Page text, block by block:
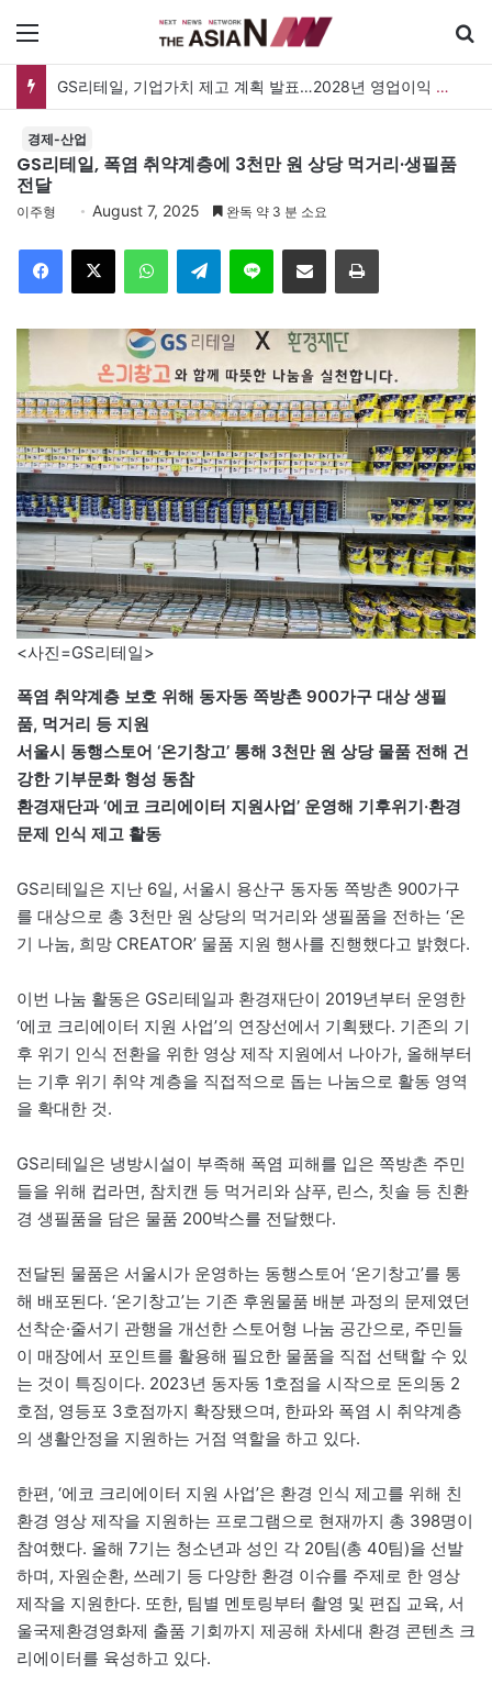
메뉴
GS리테일, 기업가치 제고 계획 발표…2028년 영업이익 3,800억 원 목표
경제-산업
GS리테일, 폭염 취약계층에 3천만 원 상당 먹거리·생필품
전달
이주형 August 7, 2025 완독 약 3 분 소요
Facebook
X WhatsAppTelegramLine 이메일 인쇄
<사진=GS리테일>
폭염 취약계층 보호 위해 동자동 쪽방촌 900가구 대상 생필
품, 먹거리 등 지원
서울시 동행스토어 ‘온기창고’ 통해 3천만 원 상당 물품 전해 건
강한 기부문화 형성 동참
환경재단과 ‘에코 크리에이터 지원사업’ 운영해 기후위기·환경
문제 인식 제고 활동
GS리테일은 지난 6일, 서울시 용산구 동자동 쪽방촌 900가구
를 대상으로 총 3천만 원 상당의 먹거리와 생필품을 전하는 ‘온
기 나눔, 희망 CREATOR’ 물품 지원 행사를 진행했다고 밝혔다.
이번 나눔 활동은 GS리테일과 환경재단이 2019년부터 운영한
‘에코 크리에이터 지원 사업’의 연장선에서 기획됐다. 기존의 기
후 위기 인식 전환을 위한 영상 제작 지원에서 나아가, 올해부터
는 기후 위기 취약 계층을 직접적으로 돕는 나눔으로 활동 영역
을 확대한 것.
GS리테일은 냉방시설이 부족해 폭염 피해를 입은 쪽방촌 주민
들을 위해 컵라면, 참치캔 등 먹거리와 샴푸, 린스, 칫솔 등 친환
경 생필품을 담은 물품 200박스를 전달했다.
전달된 물품은 서울시가 운영하는 동행스토어 ‘온기창고’를 통
해 배포된다. ‘온기창고’는 기존 후원물품 배분 과정의 문제였던
선착순·줄서기 관행을 개선한 스토어형 나눔 공간으로, 주민들
이 매장에서 포인트를 활용해 필요한 물품을 직접 선택할 수 있
는 것이 특징이다. 2023년 동자동 1호점을 시작으로 돈의동 2
호점, 영등포 3호점까지 확장됐으며, 한파와 폭염 시 취약계층
의 생활안정을 지원하는 거점 역할을 하고 있다.
한편, ‘에코 크리에이터 지원 사업’은 환경 인식 제고를 위해 친
환경 영상 제작을 지원하는 프로그램으로 현재까지 총 398명이
참여했다. 올해 7기는 청소년과 성인 각 20팀(총 40팀)을 선발
하며, 자원순환, 쓰레기 등 다양한 환경 이슈를 주제로 한 영상
제작을 지원한다. 또한, 팀별 멘토링부터 촬영 및 편집 교육, 서
울국제환경영화제 출품 기회까지 제공해 차세대 환경 콘텐츠 크
리에이터를 육성하고 있다.